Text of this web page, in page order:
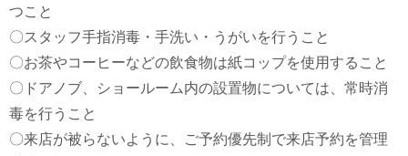
つこと
〇スタッフ手指消毒・手洗い・うがいを行うこと
〇お茶やコーヒーなどの飲食物は紙コップを使用すること
〇ドアノブ、ショールーム内の設置物については、常時消
毒を行うこと
〇来店が被らないように、ご予約優先制で来店予約を管理